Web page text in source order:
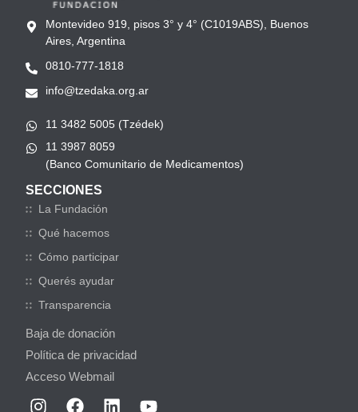
Montevideo 919, pisos 3° y 4° (C1019ABS), Buenos
Aires, Argentina
0810-777-1818
info@tzedaka.org.ar
11 3482 5005 (Tzédek)
11 3987 8059
(Banco Comunitario de Medicamentos)
SECCIONES
La Fundación
Qué hacemos
Cómo participar
Querés ayudar
Transparencia
Baja de donación
Política de privacidad
Acceso Webmail